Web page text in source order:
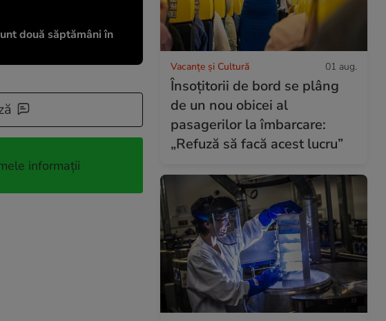
două săptămâni în
informații
Vacanțe și Cultură 01 aug.
Însoțitorii de bord se plâng
de un nou obicei al
pasagerilor la îmbarcare:
„Refuză să facă acest lucru”